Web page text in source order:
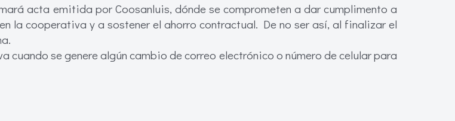
acta emitida por Coosanluis, dónde se comprometen a dar cumplimento a
la cooperativa y a sostener el ahorro contractual. De no ser así, al finalizar el
se genere algún cambio de correo electrónico o número de celular para